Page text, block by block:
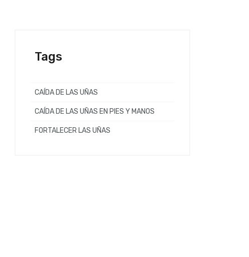
Tags
CAÍDA DE LAS UÑAS
CAÍDA DE LAS UÑAS EN PIES Y MANOS
FORTALECER LAS UÑAS